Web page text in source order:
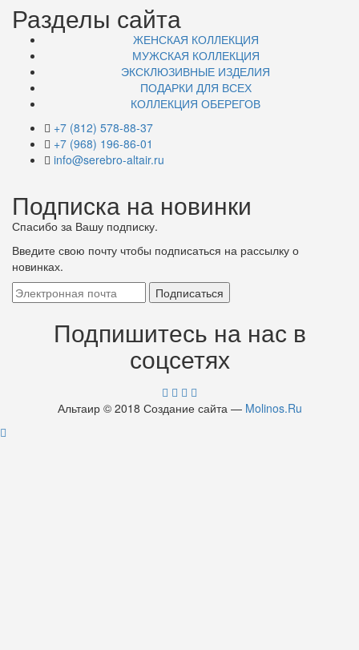
Разделы сайта
ЖЕНСКАЯ КОЛЛЕКЦИЯ
МУЖСКАЯ КОЛЛЕКЦИЯ
ЭКСКЛЮЗИВНЫЕ ИЗДЕЛИЯ
ПОДАРКИ ДЛЯ ВСЕХ
КОЛЛЕКЦИЯ ОБЕРЕГОВ
+7 (812) 578-88-37
+7 (968) 196-86-01
info@serebro-altair.ru
Подписка на новинки
Спасибо за Вашу подписку.
Введите свою почту чтобы подписаться на рассылку о
новинках.
Подпишитесь на нас в
соцсетях
Альтаир © 2018 Создание сайта — Molinos.Ru